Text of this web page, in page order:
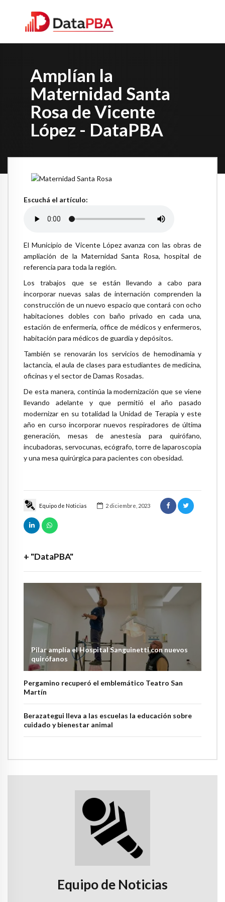
Amplían la
Maternidad Santa
Rosa de Vicente
López - DataPBA
Equipo de Noticias 2 diciembre, 2023
+ "DataPBA"
Pilar amplía el Hospital Sanguinetti con nuevos
quirófanos
Pergamino recuperó el emblemático Teatro San
Martín
Berazategui lleva a las escuelas la educación sobre
cuidado y bienestar animal
Escuchá el artículo:
El Municipio de Vicente López avanza con las obras de
ampliación de la Maternidad Santa Rosa, hospital de
referencia para toda la región.
Los trabajos que se están llevando a cabo para
incorporar nuevas salas de internación comprenden la
construcción de un nuevo espacio que contará con ocho
habitaciones dobles con baño privado en cada una,
estación de enfermería, office de médicos y enfermeros,
habitación para médicos de guardia y depósitos.
También se renovarán los servicios de hemodinamia y
lactancia, el aula de clases para estudiantes de medicina,
oficinas y el sector de Damas Rosadas.
De esta manera, continúa la modernización que se viene
llevando adelante y que permitió el año pasado
modernizar en su totalidad la Unidad de Terapia y este
año en curso incorporar nuevos respiradores de última
generación, mesas de anestesia para quirófano,
incubadoras, servocunas, ecógrafo, torre de laparoscopia
y una mesa quirúrgica para pacientes con obesidad.
Equipo de Noticias